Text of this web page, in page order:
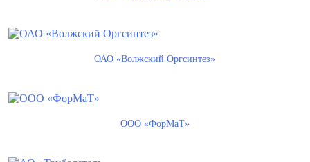
ОАО «Волжский Оргсинтез»
ООО «ФорМаТ»